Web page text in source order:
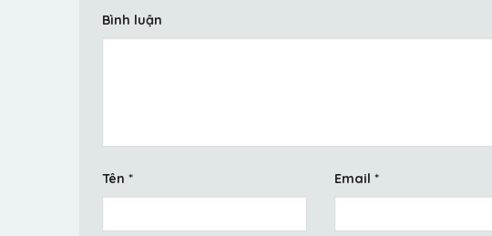
Bình luận
Tên * Email *